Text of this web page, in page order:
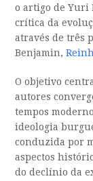
o artigo de Yuri
crítica da
através de três
Benjamin,
O objetivo
autores
tempos
ideologia
conduzida por
aspectos
do declínio da